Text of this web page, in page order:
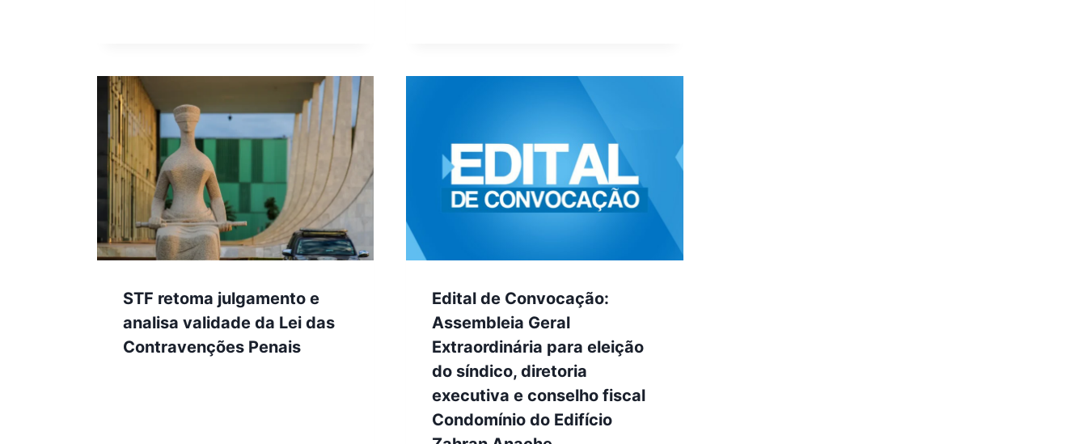
STF retoma julgamento e
analisa validade da Lei das
Contravenções Penais
Edital de Convocação:
Assembleia Geral
Extraordinária para eleição
do síndico, diretoria
executiva e conselho fiscal
Condomínio do Edifício